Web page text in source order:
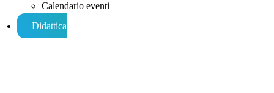
Calendario eventi
Didattica